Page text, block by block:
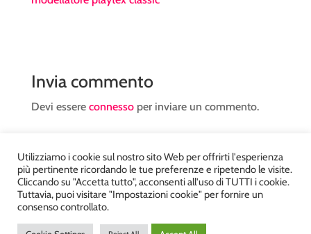
Invia commento
Devi essere connessoper inviare un commento.
Atelier Kyriad da Mary – via Carducci, 12 – Chiavenna –
Sondrio P.Iva 00812910149 – Tel. 0343 36560 – Sito
Utilizziamo i cookie sul nostro sito Web per offrirti l'esperienza
più pertinente ricordando le tue preferenze e ripetendo le visite.
Cliccando su "Accetta tutto", acconsenti all'uso di TUTTI i cookie.
Tuttavia, puoi visitare "Impostazioni cookie" per fornire un
consenso controllato.